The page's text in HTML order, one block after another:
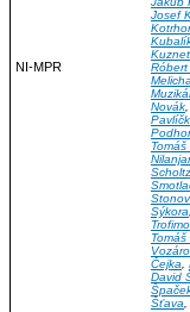
NI-MPR
Josef
Novák,
Sýkora,
Čejka,
David
Šťava,